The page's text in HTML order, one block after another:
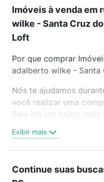
Imóveis à venda em
wilke - Santa Cruz
Loft
Por que comprar
adalberto wilke - Santa
Nós te ajudamos
você realizar uma
Seja em um bairro
oferta ideal de Imóveis
adalberto wilke - Santa
ou por videochamada,
Exibir mais
Continue suas